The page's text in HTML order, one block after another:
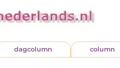
dagcolumn column